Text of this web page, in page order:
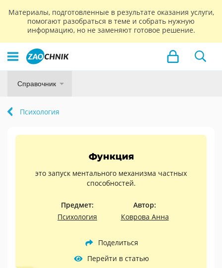
Материалы, подготовленные в результате оказания услуги,
помогают разобраться в теме и собрать нужную
информацию, но не заменяют готовое решение.
Справочник
Психология
Функция
это запуск ментального механизма частных
способностей.
Предмет:
Психология
Автор:
Коврова Анна
Поделиться
Перейти в статью